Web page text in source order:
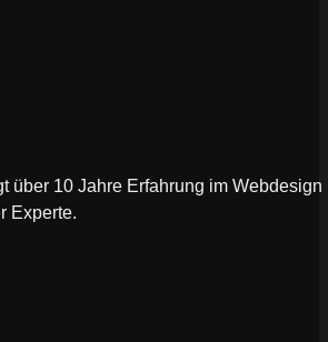
über 10 Jahre Erfahrung im
Experte.